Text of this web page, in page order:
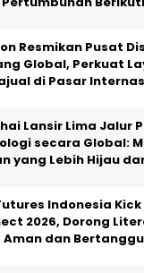
Resmikan Pusat
Global, Perkuat
di Pasar
Lansir Lima Jalur
secara Global:
yang Lebih Hijau
Indonesia
2026, Dorong
Aman dan